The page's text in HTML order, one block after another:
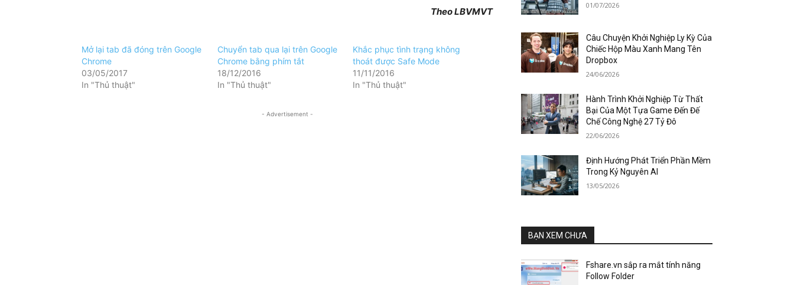
Theo LBVMVT
Mở lại tab đã đóng trên Google
Chrome
03/05/2017
In "Thủ thuật"
Chuyển tab qua lại trên Google
Chrome bằng phím tắt
18/12/2016
In "Thủ thuật"
Khắc phục tình trạng không
thoát được Safe Mode
11/11/2016
In "Thủ thuật"
- Advertisement -
01/07/2026
Câu Chuyện Khởi Nghiệp Ly Kỳ Của
Chiếc Hộp Màu Xanh Mang Tên
Dropbox
24/06/2026
Hành Trình Khởi Nghiệp Từ Thất
Bại Của Một Tựa Game Đến Đế
Chế Công Nghệ 27 Tỷ Đô
22/06/2026
Định Hướng Phát Triển Phần Mềm
Trong Kỷ Nguyên AI
13/05/2026
BẠN XEM CHƯA
Fshare.vn sắp ra mắt tính năng
Follow Folder